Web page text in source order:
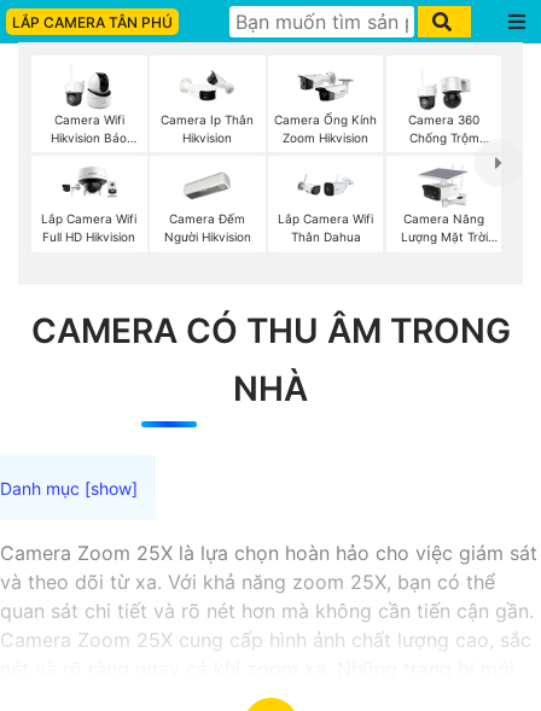
LẮP CAMERA TÂN PHÚ
Camera Wifi
Hikvision Báo
Camera Ip Thân
Hikvision
Camera Ống Kính
Zoom Hikvision
Camera 360
Chống Trộm
Lắp Camera Wifi
Full HD Hikvision
Camera Đếm
Người Hikvision
Lắp Camera Wifi
Thân Dahua
Camera Năng
Lượng Mặt Trời
CAMERA CÓ THU ÂM TRONG
NHÀ
Camera Zoom 25X là lựa chọn hoàn hảo cho việc giám sát
và theo dõi từ xa. Với khả năng zoom 25X, bạn có thể
quan sát chi tiết và rõ nét hơn mà không cần tiến cận gần.
Camera Zoom 25X cung cấp hình ảnh chất lượng cao, sắc
được tích hợp đem lại lợi ích cho bạn theo dõi những vị trí